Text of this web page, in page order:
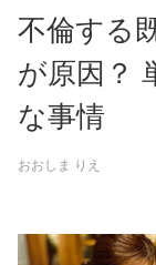
不倫する
が原因？
な事情
おおしま りえ